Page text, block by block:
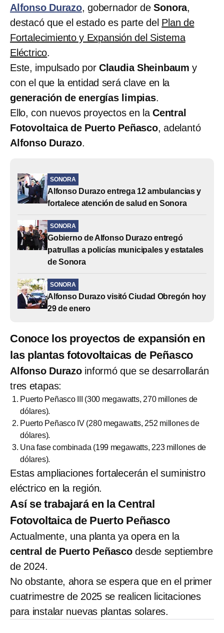
Alfonso Durazo, gobernador deSonora,
destacó que el estado es parte del Plan de
Fortalecimiento y Expansión del Sistema
Eléctrico.
Este, impulsado por Claudia Sheinbaum y
con el que la entidad será clave en la
generación de energías limpias.
Ello, con nuevos proyectos en laCentral
Fotovoltaica de Puerto Peñasco, adelantó
Alfonso Durazo.
SONORA
Alfonso Durazo entrega 12 ambulancias y
fortalece atención de salud en Sonora
SONORA
Gobierno de Alfonso Durazo entregó
patrullas a policías municipales y estatales
de Sonora
SONORA
Alfonso Durazo visitó Ciudad Obregón hoy
29 de enero
Conoce los proyectos de expansión en
las plantas fotovoltaicas de Peñasco
Alfonso Durazoinformó que se desarrollarán
tres etapas:
Puerto Peñasco III (300 megawatts, 270 millones de
dólares).
Puerto Peñasco IV (280 megawatts, 252 millones de
dólares).
Una fase combinada (199 megawatts, 223 millones de
dólares).
Estas ampliaciones fortalecerán el suministro
eléctrico en la región.
Así se trabajará en la Central
Fotovoltaica de Puerto Peñasco
Actualmente, una planta ya opera en la
central de Puerto Peñascodesde septiembre
de 2024.
No obstante, ahora se espera que en el primer
cuatrimestre de 2025 se realicen licitaciones
para instalar nuevas plantas solares.